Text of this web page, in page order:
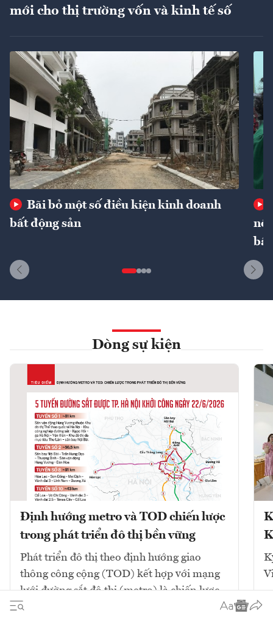
mới cho thị trường vốn và kinh tế số
Bãi bỏ một số điều kiện kinh doanh
bất động sản
Dòng sự kiện
Định hướng metro và TOD chiến lược
trong phát triển đô thị bền vững
Phát triển đô thị theo định hướng giao
thông công cộng (TOD) kết hợp với mạng
lưới đường sắt đô thị (metro) là chiến lược
cốt lõi để giải quyết ùn tắc và tái cấu trúc